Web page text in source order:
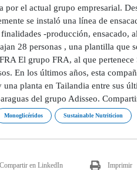
por el actual grupo empresarial.
se instaló una línea de
-producción, ensacado,
28 personas , una plantilla que
El grupo FRA, al que
En los últimos años, esta
una planta en Tailandia entre sus
del grupo Adisseo.
Monoglicéridos Sustainable Nutriticion
Compartir en LinkedIn Imprimir